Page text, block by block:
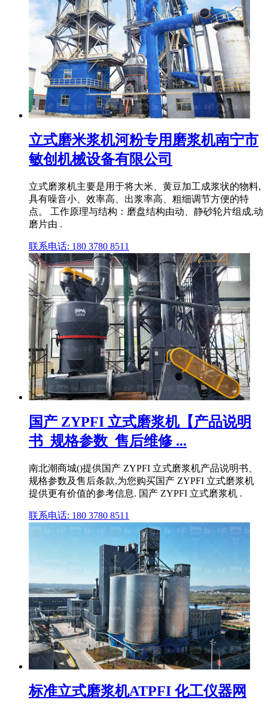
立式磨米浆机河粉专用磨浆机南宁市
敏创机械设备有限公司
立式磨浆机主要是用于将大米、黄豆加工成浆状的物料,
具有噪音小、效率高、出浆率高、粗细调节方便的特
点。 工作原理与结构：磨盘结构由动、静砂轮片组成,动
磨片由 .
联系电话: 180 3780 8511
国产 ZYPFI 立式磨浆机【产品说明
书_规格参数_售后维修 ...
南北潮商城()提供国产 ZYPFI 立式磨浆机产品说明书、
规格参数及售后条款,为您购买国产 ZYPFI 立式磨浆机
提供更有价值的参考信息. 国产 ZYPFI 立式磨浆机 .
联系电话: 180 3780 8511
标准立式磨浆机ATPFI 化工仪器网